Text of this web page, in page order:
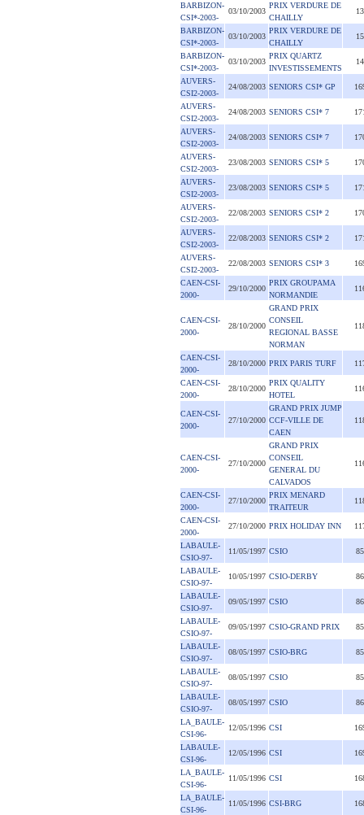
BARBIZON-
CSI*-2003-
03/10/2003
PRIX VERDURE DE
CHAILLY
13
BARBIZON-
CSI*-2003-
03/10/2003
PRIX VERDURE DE
CHAILLY
15
BARBIZON-
CSI*-2003-
03/10/2003
PRIX QUARTZ
INVESTISSEMENTS
14
AUVERS-
CSI2-2003-
24/08/2003 SENIORS CSI* GP
AUVERS-
CSI2-2003-
24/08/2003 SENIORS CSI* 7
AUVERS-
CSI2-2003-
24/08/2003 SENIORS CSI* 7
AUVERS-
CSI2-2003-
23/08/2003 SENIORS CSI* 5
AUVERS-
CSI2-2003-
23/08/2003 SENIORS CSI* 5
AUVERS-
CSI2-2003-
22/08/2003 SENIORS CSI* 2
AUVERS-
CSI2-2003-
22/08/2003 SENIORS CSI* 2
AUVERS-
CSI2-2003-
22/08/2003 SENIORS CSI* 3
CAEN-CSI-
2000-
29/10/2000
PRIX GROUPAMA
NORMANDIE
CAEN-CSI-
2000-
28/10/2000
GRAND PRIX
CONSEIL
REGIONAL BASSE
NORMAN
CAEN-CSI-
2000-
28/10/2000 PRIX PARIS TURF
CAEN-CSI-
2000-
28/10/2000
PRIX QUALITY
HOTEL
CAEN-CSI-
2000-
27/10/2000
GRAND PRIX JUMP
CCF-VILLE DE
CAEN
CAEN-CSI-
2000-
27/10/2000
GRAND PRIX
CONSEIL
GENERAL DU
CALVADOS
CAEN-CSI-
2000-
27/10/2000
PRIX MENARD
TRAITEUR
CAEN-CSI-
2000-
27/10/2000 PRIX HOLIDAY INN
LABAULE-
CSIO-97-
11/05/1997 CSIO 85
LABAULE-
CSIO-97-
10/05/1997 CSIO-DERBY 86
LABAULE-
CSIO-97-
09/05/1997 CSIO 86
LABAULE-
CSIO-97-
09/05/1997 CSIO-GRAND PRIX 85
LABAULE-
CSIO-97-
08/05/1997 CSIO-BRG 85
LABAULE-
CSIO-97-
08/05/1997 CSIO 85
LABAULE-
CSIO-97-
08/05/1997 CSIO 86
LA_BAULE-
CSI-96-
12/05/1996 CSI
LABAULE-
CSI-96-
12/05/1996 CSI
LA_BAULE-
CSI-96-
11/05/1996 CSI
LA_BAULE-
CSI-96-
11/05/1996 CSI-BRG